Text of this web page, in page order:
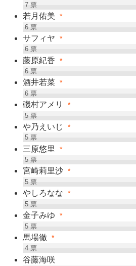
7票
若月佑美 *
6票
サフィヤ *
6票
藤原紀香 *
6票
酒井若菜 *
6票
磯村アメリ *
5票
や乃えいじ *
5票
三原悠里 *
5票
宮崎莉里沙 *
5票
やしろなな *
5票
金子みゆ *
5票
馬場徹 *
4票
谷藤海咲